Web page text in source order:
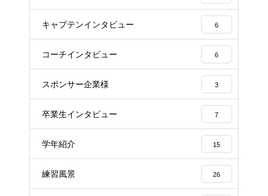
キャプテンインタビュー 6
コーチインタビュー 6
スポンサー企業様 3
卒業生インタビュー 7
学年紹介 15
練習風景 26